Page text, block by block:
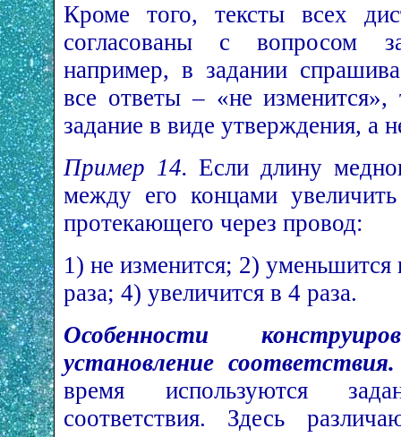
Кроме того, тексты всех
согласованы с вопросом
например, в задании
все ответы – «не
задание в виде утверждения, а
Пример 14. Если длину
между его концами
протекающего через провод:
1) не изменится; 2) уменьшится
раза; 4) увеличится в 4 раза.
Особенности
установление соответствия.
время используются
соответствия. Здесь